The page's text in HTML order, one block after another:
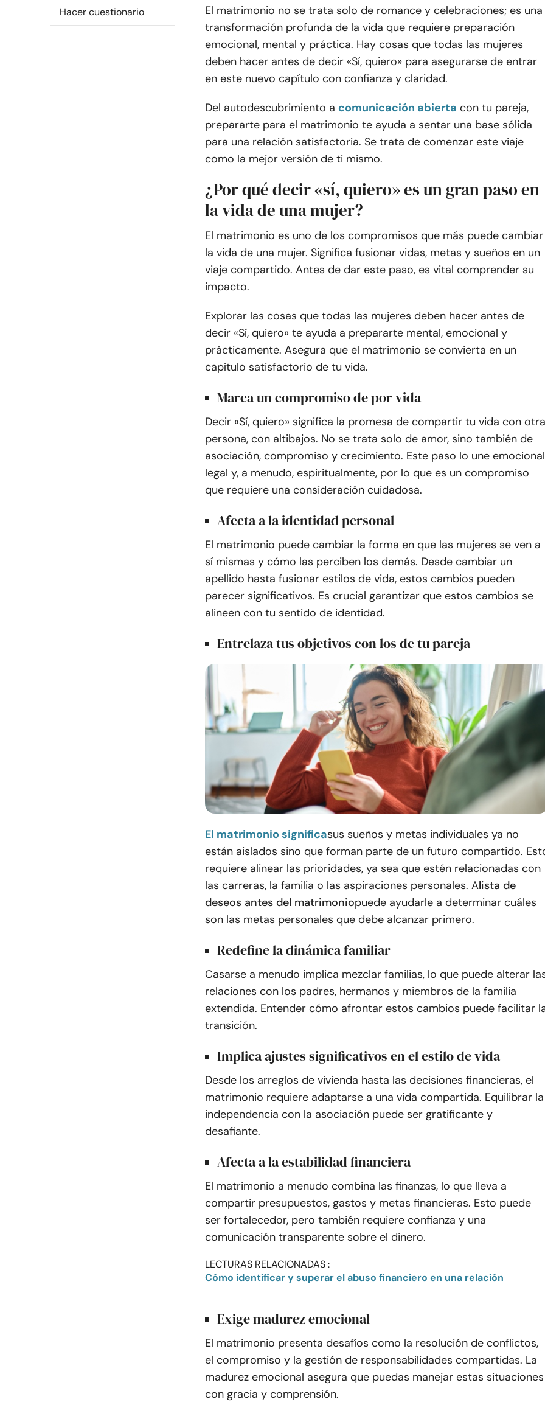
Hacer cuestionario
El matrimonio no se trata solo de romance y celebraciones; es una
transformación profunda de la vida que requiere preparación
emocional, mental y práctica. Hay cosas que todas las mujeres
deben hacer antes de decir «Sí, quiero» para asegurarse de entrar
en este nuevo capítulo con confianza y claridad.
Del autodescubrimiento a comunicación abierta con tu pareja,
prepararte para el matrimonio te ayuda a sentar una base sólida
para una relación satisfactoria. Se trata de comenzar este viaje
como la mejor versión de ti mismo.
¿Por qué decir «sí, quiero» es un gran paso en
la vida de una mujer?
El matrimonio es uno de los compromisos que más puede cambiar
la vida de una mujer. Significa fusionar vidas, metas y sueños en un
viaje compartido. Antes de dar este paso, es vital comprender su
impacto.
Explorar las cosas que todas las mujeres deben hacer antes de
decir «Sí, quiero» te ayuda a prepararte mental, emocional y
prácticamente. Asegura que el matrimonio se convierta en un
capítulo satisfactorio de tu vida.
Marca un compromiso de por vida
Decir «Sí, quiero» significa la promesa de compartir tu vida con otra
persona, con altibajos. No se trata solo de amor, sino también de
asociación, compromiso y crecimiento. Este paso lo une
legal y, a menudo, espiritualmente, por lo que es un compromiso
que requiere una consideración cuidadosa.
Afecta a la identidad personal
El matrimonio puede cambiar la forma en que las mujeres se ven a
sí mismas y cómo las perciben los demás. Desde cambiar un
apellido hasta fusionar estilos de vida, estos cambios pueden
parecer significativos. Es crucial garantizar que estos cambios se
alineen con tu sentido de identidad.
Entrelaza tus objetivos con los de tu pareja
El matrimonio significasus sueños y metas individuales ya no
están aislados sino que forman parte de un futuro compartido.
requiere alinear las prioridades, ya sea que estén relacionadas con
las carreras, la familia o las aspiraciones personales. Alista de
deseos antes del matrimoniopuede ayudarle a determinar cuáles
son las metas personales que debe alcanzar primero.
Redefine la dinámica familiar
Casarse a menudo implica mezclar familias, lo que puede alterar
relaciones con los padres, hermanos y miembros de la familia
extendida. Entender cómo afrontar estos cambios puede facilitar
transición.
Implica ajustes significativos en el estilo de vida
Desde los arreglos de vivienda hasta las decisiones financieras, el
matrimonio requiere adaptarse a una vida compartida. Equilibrar la
independencia con la asociación puede ser gratificante y
desafiante.
Afecta a la estabilidad financiera
El matrimonio a menudo combina las finanzas, lo que lleva a
compartir presupuestos, gastos y metas financieras. Esto puede
ser fortalecedor, pero también requiere confianza y una
comunicación transparente sobre el dinero.
LECTURAS RELACIONADAS :
Cómo identificar y superar el abuso financiero en una relación
Exige madurez emocional
El matrimonio presenta desafíos como la resolución de conflictos,
el compromiso y la gestión de responsabilidades compartidas. La
madurez emocional asegura que puedas manejar estas situaciones
con gracia y comprensión.